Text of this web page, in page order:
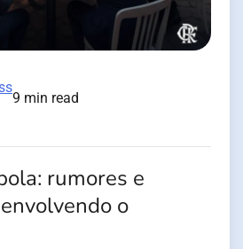
9 min read
rumores e
o